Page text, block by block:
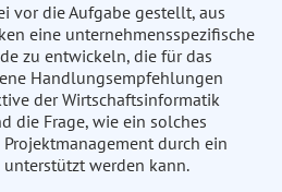
vor die Aufgabe gestellt, aus
eine unternehmensspezifische
zu entwickeln, die für das
Handlungsempfehlungen
der Wirtschaftsinformatik
die Frage, wie ein solches
durch ein
werden kann.